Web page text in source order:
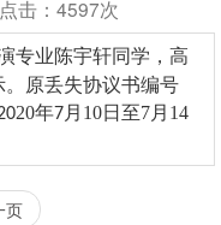
击：4597次
专业陈宇轩同学，高
原丢失协议书编号
20年7月 10日至7月 14
页